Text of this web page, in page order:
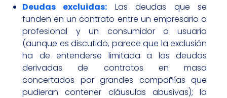
Deudas excluidas: Las deudas que se
funden en un contrato entre un empresario o
profesional y un consumidor o usuario
(aunque es discutido, parece que la exclusión
ha de entenderse limitada a las deudas
derivadas de contratos en masa
concertados por grandes compañías que
pudieran contener cláusulas abusivas); la